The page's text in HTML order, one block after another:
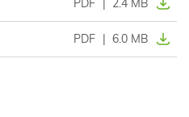
PDF | 2.4 MB
PDF | 6.0 MB